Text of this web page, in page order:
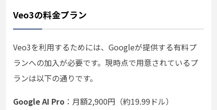
Veo3の料金プラン
Veo3を利用するためには、Googleが提供する有料プ
ランへの加入が必要です。現時点で用意されているプ
ランは以下の通りです。
Google AI Pro ：月額2,900円（約19.99ドル）